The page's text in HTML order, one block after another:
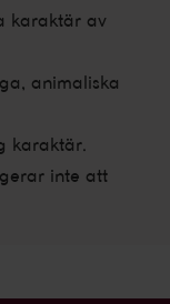
karaktär av
animaliska
karaktär.
inte att